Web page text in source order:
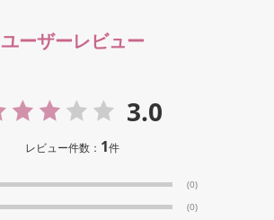
ユーザーレビュー
3.0
レビュー件数： 1件
(0)
(0)